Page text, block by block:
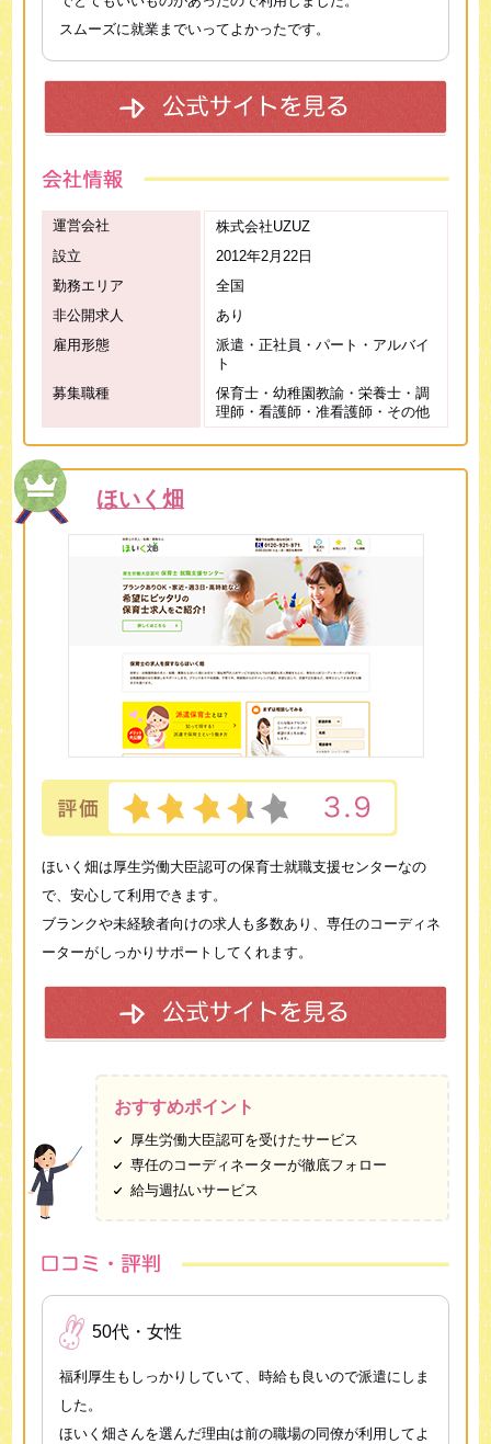
スムーズに就業までいってよかったです。
運営会社
株式会社UZUZ
設立
2012年2月22日
勤務エリア
全国
非公開求人
あり
雇用形態
派遣・正社員・パート・アルバイ
ト
募集職種
保育士・幼稚園教諭・栄養士・調
理師・看護師・准看護師・その他
ほいく畑
ほいく畑は厚生労働大臣認可の保育士就職支援センターなの
で、安心して利用できます。
ブランクや未経験者向けの求人も多数あり、専任のコーディネ
ーターがしっかりサポートしてくれます。
おすすめポイント
厚生労働大臣認可を受けたサービス
専任のコーディネーターが徹底フォロー
給与週払いサービス
50代・女性
福利厚生もしっかりしていて、時給も良いので派遣にしま
した。
ほいく畑さんを選んだ理由は前の職場の同僚が利用してよ